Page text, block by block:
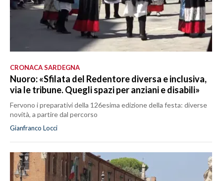
CRONACA SARDEGNA
Nuoro: «Sfilata del Redentore diversa e inclusiva,
via le tribune. Quegli spazi per anziani e disabili»
Fervono i preparativi della 126esima edizione della festa: diverse
novità, a partire dal percorso
Gianfranco Locci